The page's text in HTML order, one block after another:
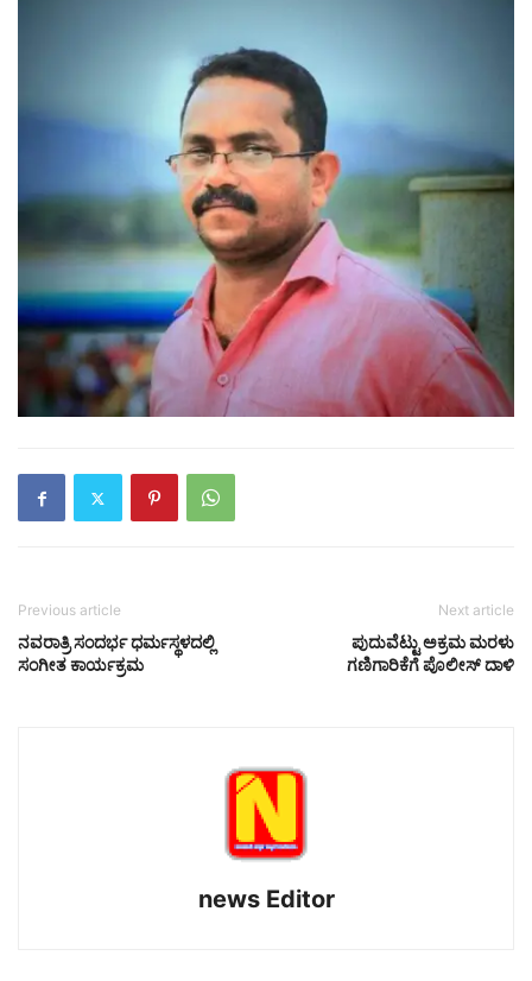
Previous article
ನವರಾತ್ರಿ ಸಂದರ್ಭ ಧರ್ಮಸ್ಥಳದಲ್ಲಿ
ಸಂಗೀತ ಕಾರ್ಯಕ್ರಮ
Next article
ಪುದುವೆಟ್ಟು ಅಕ್ರಮ ಮರಳು
ಗಣಿಗಾರಿಕೆಗೆ ಪೊಲೀಸ್ ದಾಳಿ
news Editor